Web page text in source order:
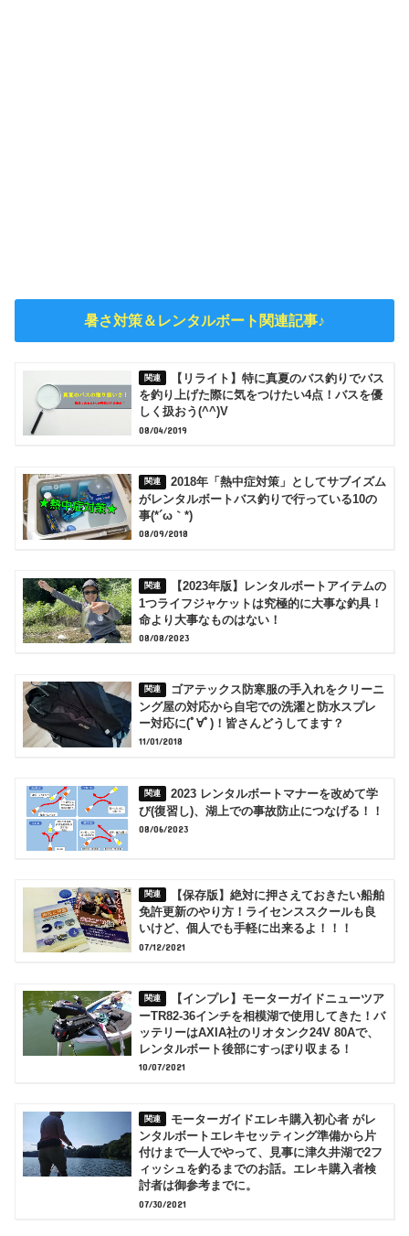
暑さ対策＆レンタルボート関連記事♪
【リライト】特に真夏のバス釣りでバス
を釣り上げた際に気をつけたい4点！バスを優
しく扱おう(^^)V
08/04/2019
2018年「熱中症対策」としてサブイズム
がレンタルボートバス釣りで行っている10の
事(*´ω｀*)
08/09/2018
【2023年版】レンタルボートアイテムの
1つライフジャケットは究極的に大事な釣具！
命より大事なものはない！
08/08/2023
ゴアテックス防寒服の手入れをクリーニ
ング屋の対応から自宅での洗濯と防水スプレ
ー対応に(ﾟ∀ﾟ)！皆さんどうしてます？
11/01/2018
2023 レンタルボートマナーを改めて学
び(復習し)、湖上での事故防止につなげる！！
08/06/2023
【保存版】絶対に押さえておきたい船舶
免許更新のやり方！ライセンススクールも良
いけど、個人でも手軽に出来るよ！！！
07/12/2021
【インプレ】モーターガイドニューツア
ーTR82-36インチを相模湖で使用してきた！バ
ッテリーはAXIA社のリオタンク24V 80Aで、
レンタルボート後部にすっぽり収まる！
10/07/2021
モーターガイドエレキ購入初心者 がレ
ンタルボートエレキセッティング準備から片
付けまで一人でやって、見事に津久井湖で2フ
ィッシュを釣るまでのお話。エレキ購入者検
討者は御参考までに。
07/30/2021